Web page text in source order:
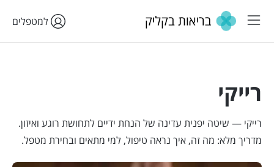
למטפלים
רייקי
רייקי — שיטה יפנית עדינה של הנחת ידיים לתחושת רוגע ואיזון.
מדריך מלא: מה זה, איך נראה טיפול, למי מתאים ובחירת מטפל.